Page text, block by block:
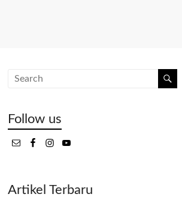
Follow us
Artikel Terbaru